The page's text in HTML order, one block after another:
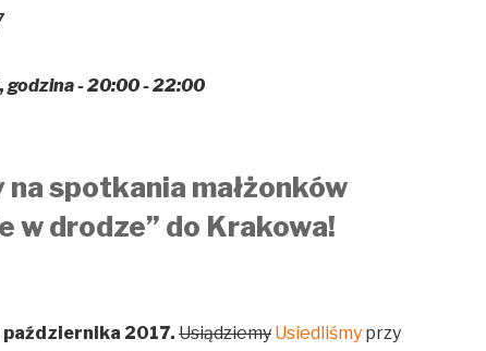
godzina - 20:00 - 22:00
spotkania małżonków
w drodze” do Krakowa!
października 2017. Usiądziemy Usiedliśmy przy